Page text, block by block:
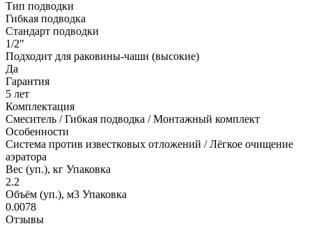
Тип подводки
Гибкая подводка
Стандарт подводки
1/2"
Подходит для раковины-чаши (высокие)
Да
Гарантия
5 лет
Комплектация
Смеситель / Гибкая подводка / Монтажный комплект
Особенности
Система против известковых отложений / Лёгкое очищение
аэратора
Вес (уп.), кг Упаковка
2.2
Объём (уп.), м3 Упаковка
0.0078
Отзывы